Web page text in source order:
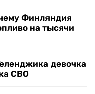
Финляндия
на тысячи
девочка
СВО